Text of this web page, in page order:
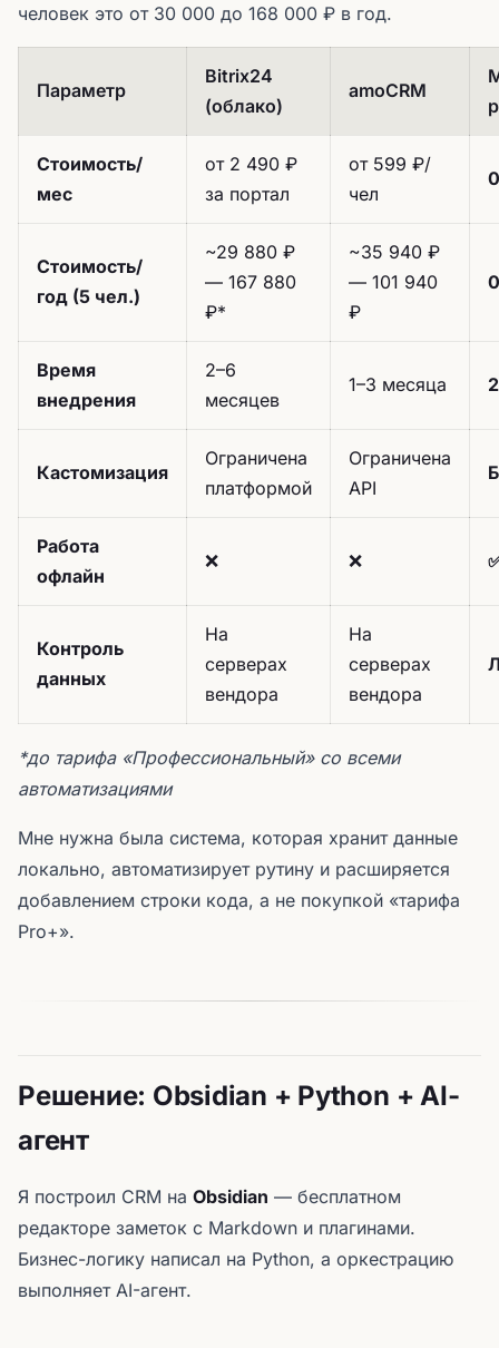
человек это от 30 000 до 168 000 ₽ в год.
Параметр
Bitrix24
(облако)
amoCRM
Стоимость/
мес
от 2 490 ₽
за портал
от 599 ₽/
чел
Стоимость/
год (5 чел.)
~29 880 ₽
— 167 880
₽*
~35 940 ₽
— 101 940
₽
Время
внедрения
2–6
месяцев
1–3 месяца
Кастомизация
Ограничена
платформой
Ограничена
API
Работа
офлайн
❌ ❌
Контроль
данных
На
серверах
вендора
На
серверах
вендора
*до тарифа «Профессиональный» со всеми
автоматизациями
Мне нужна была система, которая хранит данные
локально, автоматизирует рутину и расширяется
добавлением строки кода, а не покупкой «тарифа
Pro+».
Решение: Obsidian + Python + AI-
агент
Я построил CRM на Obsidian — бесплатном
редакторе заметок с Markdown и плагинами.
Бизнес-логику написал на Python, а оркестрацию
выполняет AI-агент.